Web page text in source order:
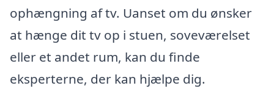
ophængning af tv. Uanset om du ønsker
at hænge dit tv op i stuen, soveværelset
eller et andet rum, kan du finde
eksperterne, der kan hjælpe dig.